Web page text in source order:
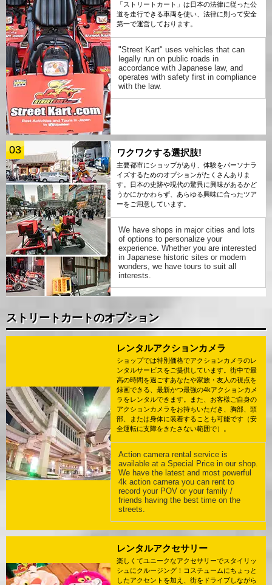
「ストリートカート」は日本の法律に従った公
道を走行できる車両を使い、法律に則って安全
第一で運営しております。
"Street Kart" uses vehicles that can
legally run on public roads in
accordance with Japanese law, and
operates with safety first in compliance
with the law.
03 ワクワクする選択肢!
主要都市にショップがあり、体験をパーソナラ
イズするためのオプションがたくさんありま
す。日本の史跡や現代の驚異に興味があるかど
うかにかかわらず、あらゆる興味に合ったツア
ーをご用意しています。
We have shops in major cities and lots
of options to personalize your
experience. Whether you are interested
in Japanese historic sites or modern
wonders, we have tours to suit all
interests.
ストリートカートのオプション
レンタルアクションカメラ
ショップでは特別価格でアクションカメラのレ
ンタルサービスをご提供しています。街中で最
高の時間を過ごすあなたや家族・友人の視点を
録画できる、最新かつ最強の4kアクションカメ
ラをレンタルできます。また、お客様ご自身の
アクションカメラをお持ちいただき、胸部、頭
部、または身体に装着することも可能です（安
全運転に支障をきたさない範囲で）。
Action camera rental service is
available at a Special Price in our shop.
We have the latest and most powerful
4k action camera you can rent to
record your POV or your family /
friends having the best time on the
streets.
レンタルアクセサリー
楽しくてユニークなアクセサリーでスタイリッ
シュにクルージング！コスチュームにちょっと
したアクセントを加え、街をドライブしながら